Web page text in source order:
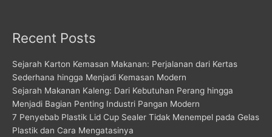
Recent Posts
Sejarah Karton Kemasan Makanan: Perjalanan dari Kertas
Sederhana hingga Menjadi Kemasan Modern
Sejarah Makanan Kaleng: Dari Kebutuhan Perang hingga
Menjadi Bagian Penting Industri Pangan Modern
7 Penyebab Plastik Lid Cup Sealer Tidak Menempel pada Gelas
Plastik dan Cara Mengatasinya